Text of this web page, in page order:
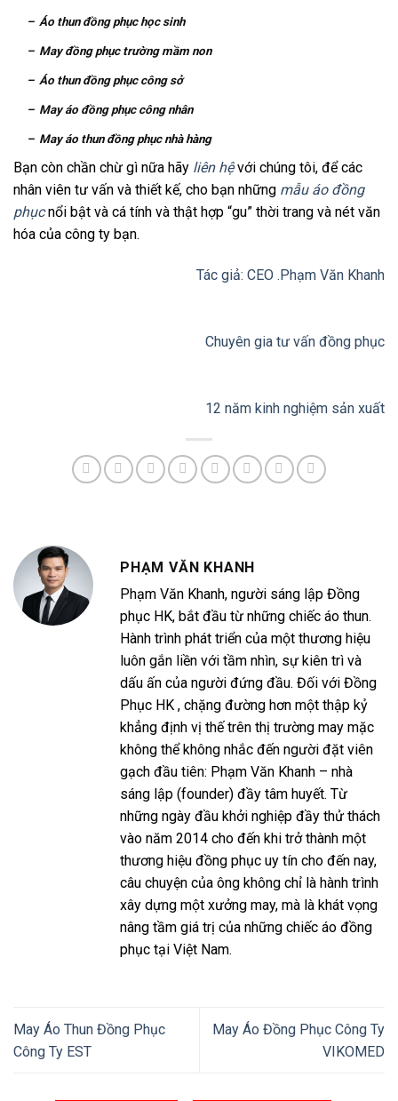
– Áo thun đồng phục học sinh
– May đồng phục trường mầm non
– Áo thun đồng phục công sở
– May áo đồng phục công nhân
– May áo thun đồng phục nhà hàng
Bạn còn chần chừ gì nữa hãy liên hệvới chúng tôi, để các
nhân viên tư vấn và thiết kế, cho bạn những mẫu áo đồng
phụcnổi bật và cá tính và thật hợp “gu” thời trang và nét văn
hóa của công ty bạn.
Tác giả: CEO .Phạm Văn Khanh
Chuyên gia tư vấn đồng phục
12 năm kinh nghiệm sản xuất
PHẠM VĂN KHANH
Phạm Văn Khanh, người sáng lập Đồng
phục HK, bắt đầu từ những chiếc áo thun.
Hành trình phát triển của một thương hiệu
luôn gắn liền với tầm nhìn, sự kiên trì và
dấu ấn của người đứng đầu. Đối với Đồng
Phục HK , chặng đường hơn một thập kỷ
khẳng định vị thế trên thị trường may mặc
không thể không nhắc đến người đặt viên
gạch đầu tiên: Phạm Văn Khanh – nhà
sáng lập (founder) đầy tâm huyết. Từ
những ngày đầu khởi nghiệp đầy thử thách
vào năm 2014 cho đến khi trở thành một
thương hiệu đồng phục uy tín cho đến nay,
câu chuyện của ông không chỉ là hành trình
xây dựng một xưởng may, mà là khát vọng
nâng tầm giá trị của những chiếc áo đồng
phục tại Việt Nam.
May Áo Thun Đồng Phục
Công Ty EST
May Áo Đồng Phục Công Ty
VIKOMED